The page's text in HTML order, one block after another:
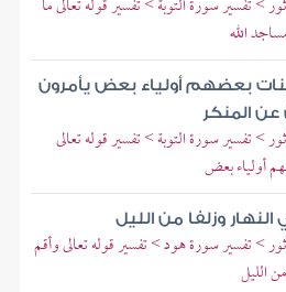
> تفسير سورة التوبة > تفسير قوله تعالى ما
الله
بعضهم أولياء بعض يأمرون
المنكر
> تفسير سورة التوبة > تفسير قوله تعالى
أولياء بعض
وزلفا من الليل
> تفسير سورة هود > تفسير قوله تعالى وأقم
الليل